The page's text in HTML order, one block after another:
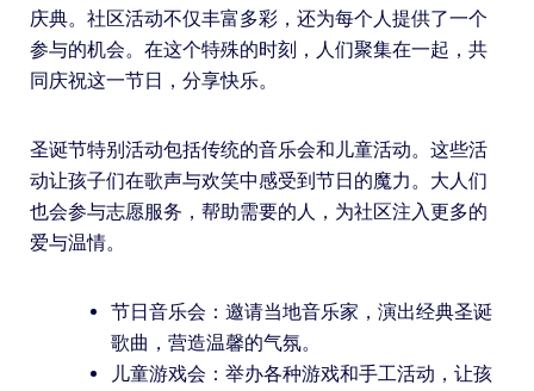
庆典。社区活动不仅丰富多彩，还为每个人提供了一个
参与的机会。在这个特殊的时刻，人们聚集在一起，共
同庆祝这一节日，分享快乐。
圣诞节特别活动包括传统的音乐会和儿童活动。这些活
动让孩子们在歌声与欢笑中感受到节日的魔力。大人们
也会参与志愿服务，帮助需要的人，为社区注入更多的
爱与温情。
节日音乐会：邀请当地音乐家，演出经典圣诞
歌曲，营造温馨的气氛。
儿童游戏会：举办各种游戏和手工活动，让孩